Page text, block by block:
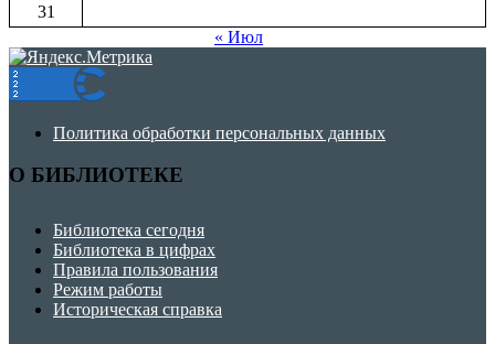
31
« Июл
Политика обработки персональных данных
О БИБЛИОТЕКЕ
Библиотека сегодня
Библиотека в цифрах
Правила пользования
Режим работы
Историческая справка